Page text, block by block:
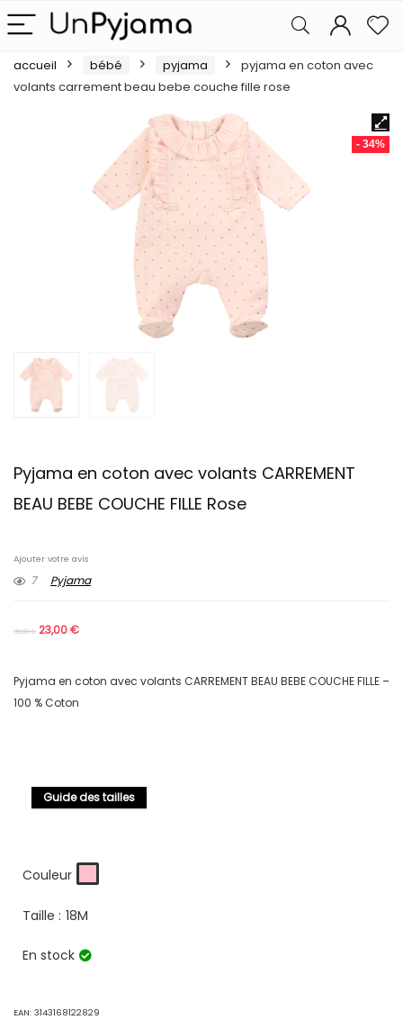
accueil bébé pyjama
pyjama en coton avec
volants carrement beau bebe couche fille rose
- 34%
Pyjama en coton avec volants CARREMENT
BEAU BEBE COUCHE FILLE Rose
Ajouter votre avis
7 Pyjama
35,00€ 23,00€
Pyjama en coton avec volants CARREMENT BEAU BEBE COUCHE FILLE –
100 % Coton
Guide des tailles
Couleur
Taille : 18M
En stock
EAN: 3143168122829